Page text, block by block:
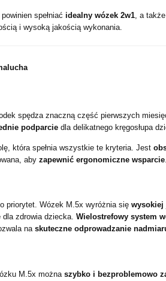
spełniać idealny wózek 2w1, a także
i wysoką jakością wykonania.
spędza znaczną część pierwszych
podparciedla delikatnego kręgosłupa
która spełnia wszystkie te kryteria. Jest
aby zapewnić ergonomiczne wsparcie.
priorytet. Wózek M.5x wyróżnia się wysokiej
zdrowia dziecka. Wielostrefowy system
naskuteczne odprowadzanie
M.5x można szybko i bezproblemowo